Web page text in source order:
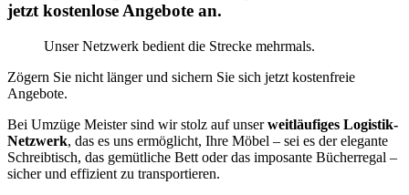
jetzt kostenlose Angebote an.
Unser Netzwerk bedient die Strecke mehrmals.
Zögern Sie nicht länger und sichern Sie sich jetzt kostenfreie
Angebote.
Bei Umzüge Meister sind wir stolz auf unserweitläufiges Logistik-
Netzwerk, das es uns ermöglicht, Ihre Möbel – sei es der elegante
Schreibtisch, das gemütliche Bett oder das imposante Bücherregal –
sicher und effizient zu transportieren.